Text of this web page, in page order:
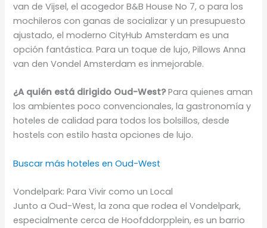
van de Vijsel, el acogedor B&B House No 7, o para los
mochileros con ganas de socializar y un presupuesto
ajustado, el moderno CityHub Amsterdam es una
opción fantástica. Para un toque de lujo, Pillows Anna
van den Vondel Amsterdam es inmejorable.
¿A quién está dirigido Oud-West?Para quienes aman
los ambientes poco convencionales, la gastronomía y
hoteles de calidad para todos los bolsillos, desde
hostels con estilo hasta opciones de lujo.
Buscar más hoteles en Oud-West
Vondelpark: Para Vivir como un Local
Junto a Oud-West, la zona que rodea el Vondelpark,
especialmente cerca de Hoofddorpplein, es un barrio